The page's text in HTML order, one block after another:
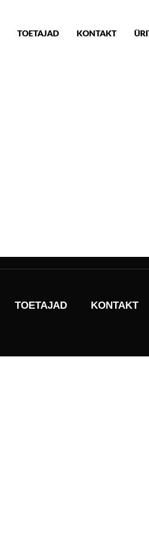
TOETAJAD KONTAKT
TOETAJAD KONTAKT